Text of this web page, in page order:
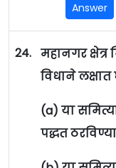
Answer
24. महानगर
विधाने लक्षात
(a) या
पद्धत